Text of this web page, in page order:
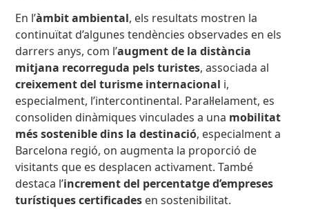
En l’àmbit ambiental, els resultats mostren la
continuïtat d’algunes tendències observades en els
darrers anys, com l’augment de la distància
mitjana recorreguda pels turistes, associada al
creixement del turisme internacional i,
especialment, l’intercontinental. Paral·lelament, es
consoliden dinàmiques vinculades a una mobilitat
més sostenible dins la destinació, especialment a
Barcelona regió, on augmenta la proporció de
visitants que es desplacen activament. També
destaca l’increment del percentatge d’empreses
turístiques certificades en sostenibilitat.